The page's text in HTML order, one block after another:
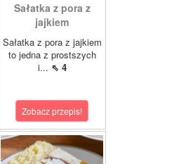
Sałatka z pora z
jajkiem
Sałatka z pora z jajkiem
to jedna z prostszych
i... ⇖ 4
Zobacz przepis!